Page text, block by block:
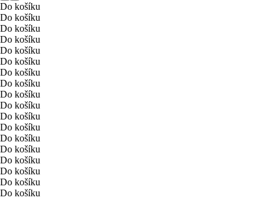
Do košíku
Do košíku
Do košíku
Do košíku
Do košíku
Do košíku
Do košíku
Do košíku
Do košíku
Do košíku
Do košíku
Do košíku
Do košíku
Do košíku
Do košíku
Do košíku
Do košíku
Do košíku